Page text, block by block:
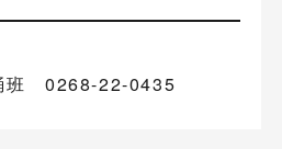
班 0268-22-0435